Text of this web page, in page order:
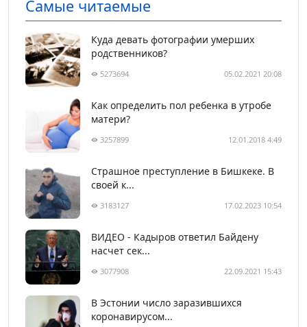
Самые читаемые
Куда девать фотографии умерших
родственников?
5273694 05.02.2021 20:08
Как определить пол ребенка в утробе
матери?
3257899 12.01.2018 4:49
Страшное преступление в Бишкеке. В
своей к...
3183127 17.02.2023 10:54
ВИДЕО - Кадыров ответил Байдену
насчет сек...
3077908 22.09.2021 15:43
В Эстонии число заразившихся
коронавирусом...